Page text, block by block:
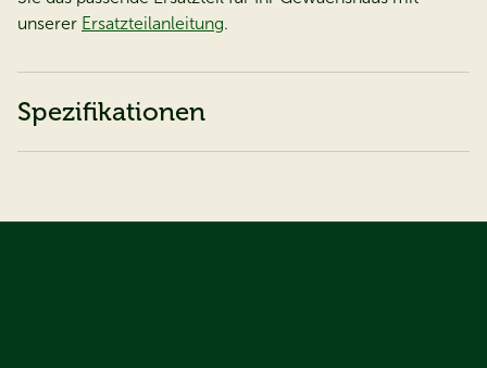
unserer Ersatzteilanleitung.
Spezifikationen